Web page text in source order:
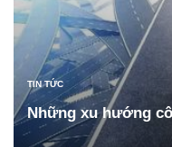
TIN TỨC
Những xu hướng